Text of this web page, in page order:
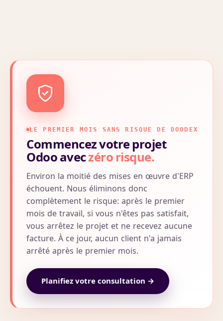
LE PREMIER MOIS SANS RISQUE DE DOODEX
Commencez votre projet
Odoo aveczéro risque.
Environ la moitié des mises en œuvre d'ERP
échouent. Nous éliminons donc
complètement le risque: après le premier
mois de travail, si vous n'êtes pas satisfait,
vous arrêtez le projet et ne recevez aucune
facture. À ce jour, aucun client n'a jamais
arrêté après le premier mois.
Planifiez votre consultation →